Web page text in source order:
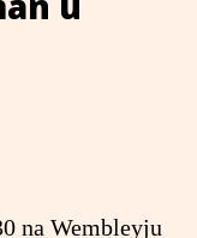
na Wembleyju